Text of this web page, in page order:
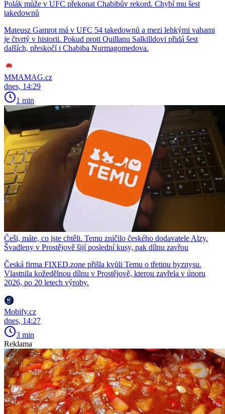
Polák může v UFC překonat Chabibův rekord. Chybí mu šest
takedownů
Mateusz Gamrot má v UFC 54 takedownů a mezi lehkými vahami
je čtvrtý v historii. Pokud proti Quillanu Salkilldovi přidá šest
dalších, přeskočí i Chabiba Nurmagomedova.
MMAMAG.cz
dnes, 14:29
1 min
Češi, máte, co jste chtěli. Temu zničilo českého dodavatele Alzy.
Švadleny v Prostějově šijí poslední kusy, pak dílnu zavřou
Česká firma FIXED.zone přišla kvůli Temu o třetinu byznysu.
Vlastnila kožedělnou dílnu v Prostějově, kterou zavřela v únoru
2026, po 20 letech výroby.
Mobify.cz
dnes, 14:27
3 min
Reklama